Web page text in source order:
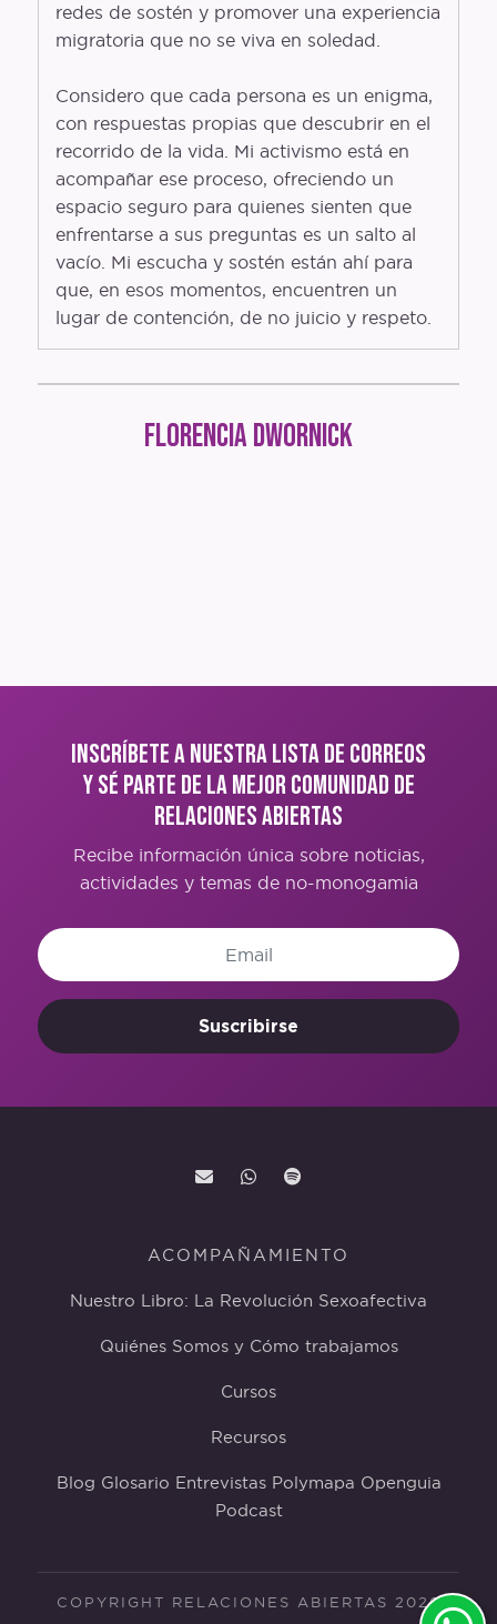
Florencia Dwornick
redes de sostén y promover una experiencia
migratoria que no se viva en soledad.
Considero que cada persona es un enigma,
con respuestas propias que descubrir en el
recorrido de la vida. Mi activismo está en
acompañar ese proceso, ofreciendo un
espacio seguro para quienes sienten que
enfrentarse a sus preguntas es un salto al
vacío. Mi escucha y sostén están ahí para
que, en esos momentos, encuentren un
lugar de contención, de no juicio y respeto.
Inscríbete a nuestra lista de correos
y sé parte de la mejor comunidad de
Relaciones Abiertas
Recibe información única sobre noticias,
actividades y temas de no-monogamia
Suscribirse
ACOMPAÑAMIENTO
Nuestro Libro: La Revolución Sexoafectiva
Quiénes Somos y Cómo trabajamos
Cursos
Recursos
Blog Glosario Entrevistas Polymapa Openguia
Podcast
COPYRIGHT RELACIONES ABIERTAS 2026